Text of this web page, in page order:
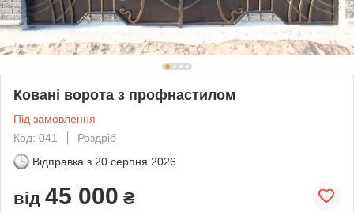
Ковані ворота з профнастилом
Під замовлення
Код: 041
Роздріб
Відправка з 20 серпня 2026
від 45 000 ₴